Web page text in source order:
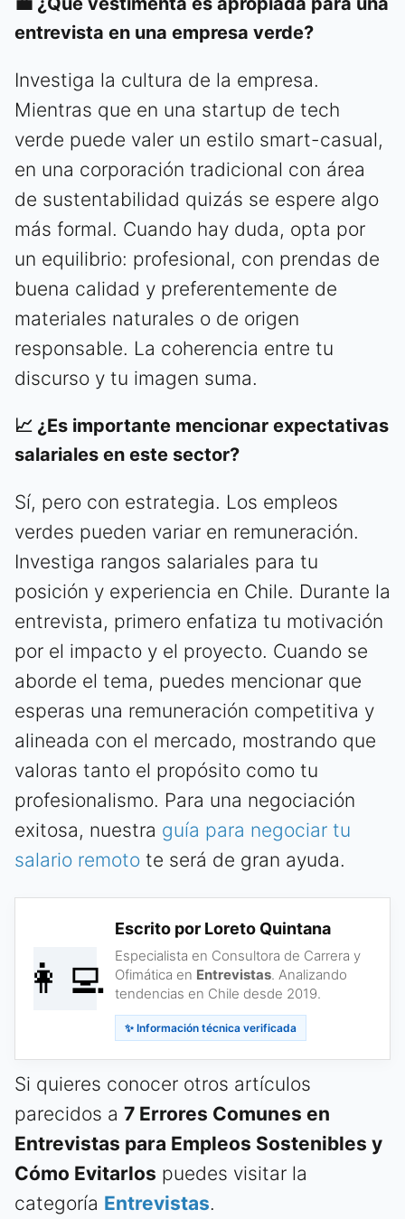
entrevista en una empresa verde?
Investiga la cultura de la empresa.
Mientras que en una startup de tech
verde puede valer un estilo smart-casual,
en una corporación tradicional con área
de sustentabilidad quizás se espere algo
más formal. Cuando hay duda, opta por
un equilibrio: profesional, con prendas de
buena calidad y preferentemente de
materiales naturales o de origen
responsable. La coherencia entre tu
discurso y tu imagen suma.
📈 ¿Es importante mencionar expectativas
salariales en este sector?
Sí, pero con estrategia. Los empleos
verdes pueden variar en remuneración.
Investiga rangos salariales para tu
posición y experiencia en Chile. Durante la
entrevista, primero enfatiza tu motivación
por el impacto y el proyecto. Cuando se
aborde el tema, puedes mencionar que
esperas una remuneración competitiva y
alineada con el mercado, mostrando que
valoras tanto el propósito como tu
profesionalismo. Para una negociación
exitosa, nuestra guía para negociar tu
salario remoto te será de gran ayuda.
👩‍💻
Escrito por Loreto Quintana
Especialista en Consultora de Carrera y
Ofimática en Entrevistas. Analizando
tendencias en Chile desde 2019.
✨ Información técnica verificada
Si quieres conocer otros artículos
parecidos a 7 Errores Comunes en
Entrevistas para Empleos Sostenibles y
Cómo Evitarlos puedes visitar la
categoría Entrevistas.